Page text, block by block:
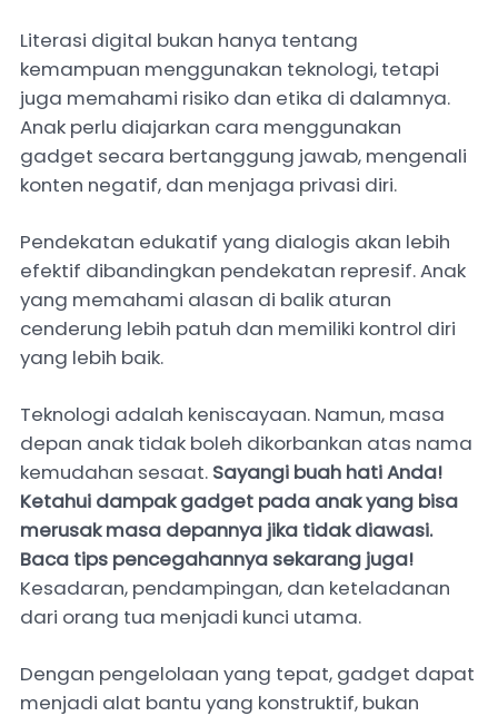
Literasi digital bukan hanya tentang
kemampuan menggunakan teknologi, tetapi
juga memahami risiko dan etika di dalamnya.
Anak perlu diajarkan cara menggunakan
gadget secara bertanggung jawab, mengenali
konten negatif, dan menjaga privasi diri.
Pendekatan edukatif yang dialogis akan lebih
efektif dibandingkan pendekatan represif. Anak
yang memahami alasan di balik aturan
cenderung lebih patuh dan memiliki kontrol diri
yang lebih baik.
Teknologi adalah keniscayaan. Namun, masa
depan anak tidak boleh dikorbankan atas nama
kemudahan sesaat. Sayangi buah hati Anda!
Ketahui dampak gadget pada anak yang bisa
merusak masa depannya jika tidak diawasi.
Baca tips pencegahannya sekarang juga!
Kesadaran, pendampingan, dan keteladanan
dari orang tua menjadi kunci utama.
Dengan pengelolaan yang tepat, gadget dapat
menjadi alat bantu yang konstruktif, bukan